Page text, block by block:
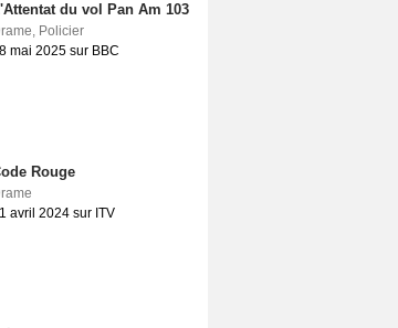
du vol Pan Am 103
, Policier
mai 2025 sur BBC
Rouge
avril 2024 sur ITV